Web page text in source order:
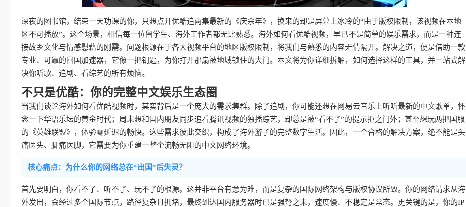
深夜的图书馆，结束一天功课的你，只想点开优酷追两集最新的《庆余年》，换来的却是屏幕上冰冷的“由于版权限制，该视频在本地
区不可播放”。这个场景，相信每一位留学生、海外工作者都无比熟悉。海外如何看优酷视频，早已不是简单的娱乐需求，而是一种连
接故乡文化与情感慰藉的刚需。问题根源在于各大视频平台的地区版权限制，将我们与熟悉的内容无情隔开。解决之道，便是借助一款
专业、可靠的回国加速器，它像一把钥匙，为你打开那扇被地域锁住的大门。本文将为你详细拆解，如何选择这样的工具，并一站式解
决你听歌、追剧、看综艺的所有烦恼。
不只是优酷：你的完整中文娱乐生态圈
当我们谈论海外如何看优酷视频时，其实背后是一个庞大的需求集群。除了追剧，你可能还想在网易云音乐上听听最新的中文歌单，怀
念一下华语乐坛的黄金时代；周末想和国内朋友同步追看腾讯视频的独播综艺，却总是被“看不了”的提示拒之门外；甚至想玩两把国服
的《英雄联盟》，体验零延迟的畅快。这些需求彼此交织，构成了海外游子的完整数字生活。因此，一个合格的解决方案，绝不能是头
痛医头、脚痛医脚，它需要为你重建一整个流畅无阻的中文网络环境。
核心痛点：为什么你的网络总在“出国”后失灵？
首先要明白，你看不了、听不了、玩不了的根源。这并非平台有意为难，而是复杂的国际网络架构与版权协议所致。你的网络请求从海
外发出，会经过多个国际节点，路径复杂且拥堵，最终到达国内服务器时已是强弩之末，速度慢、不稳定是常态。更关键的是，你的IP